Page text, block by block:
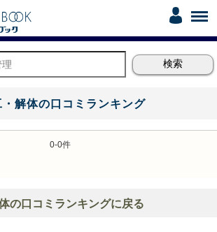
解体の口コミランキング
0-0件
の口コミランキングに戻る